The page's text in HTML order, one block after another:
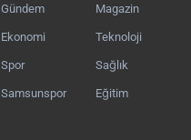
Gündem
Ekonomi
Spor
Samsunspor
Magazin
Teknoloji
Sağlık
Eğitim